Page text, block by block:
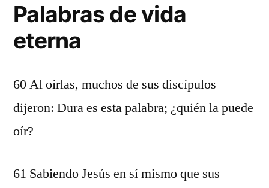
Palabras de vida
eterna
60 Al oírlas, muchos de sus discípulos
dijeron: Dura es esta palabra; ¿quién la puede
oír?
61 Sabiendo Jesús en sí mismo que sus